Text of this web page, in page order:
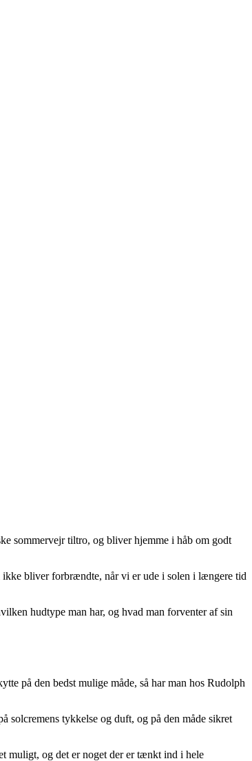
sommervejr tiltro, og bliver hjemme i håb om godt
ikke bliver forbrændte, når vi er ude i solen i længere tid
hudtype man har, og hvad man forventer af sin
på den bedst mulige måde, så har man hos Rudolph
solcremens tykkelse og duft, og på den måde sikret
muligt, og det er noget der er tænkt ind i hele